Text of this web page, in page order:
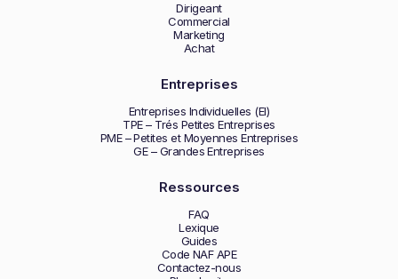
Dirigeant
Commercial
Marketing
Achat
Entreprises
Entreprises Individuelles (EI)
TPE – Trés Petites Entreprises
PME – Petites et Moyennes Entreprises
GE – Grandes Entreprises
Ressources
FAQ
Lexique
Guides
Code NAF APE
Contactez-nous